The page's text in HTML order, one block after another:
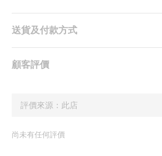
送貨及付款方式
顧客評價
尚未有任何評價